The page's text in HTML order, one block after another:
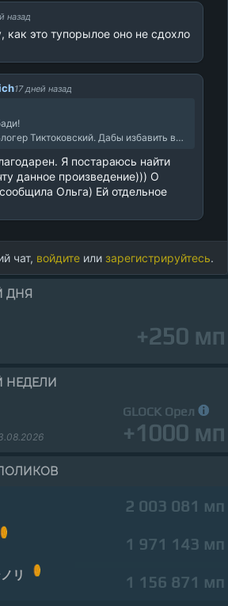
назад
как это тупорылое оно не сдохло
17 дней назад
Дабы избавить вас от зависти к людям читающим и от надуманных предлогов
Я постараюсь найти
данное произведение))) О
Ольга) Ей отдельное
чат, войдитеили зарегистрируйтесь.
ДНЯ
+250 мп
НЕДЕЛИ
GLOCK Орел
+1000 мп
2 003 081 мп
1 971 143 мп
リ 1 156 871 мп